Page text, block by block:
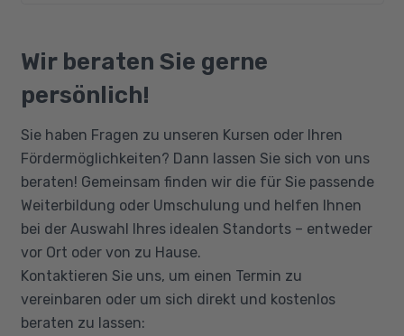
psychischen Erkrankungen, geistigen
Behinderungen und/oder körperlichen
Beeinträchtigungen leiden
Stärkung der Empathie
Arbeiten mit der Biografie
Beschäftigungen planen, durchführen und
dokumentieren
Kommunikation
Stress- und Konfliktlösungen
Lehre der Erkrankungen im Alter
Ernährung
fünftägigen Praktikum VOR Beginn des Kurses
erproben. Hier soll der Interessent
herausfinden, ob ihm die Arbeit mit
beeinträchtigten oder geistig behinderten
Menschen Freude bereitet. Gute sprachliche
Verständigung in Deutsch (B1-Niveau) sowie
psychische Belastbarkeit sind zudem
Voraussetzung. PC-Grundkenntnisse sollte der
Teilnehmer mitbringen.
Wir beraten Sie gerne
persönlich!
Sie haben Fragen zu unseren Kursen oder Ihren
Fördermöglichkeiten? Dann lassen Sie sich von uns
beraten! Gemeinsam finden wir die für Sie passende
Weiterbildung oder Umschulung und helfen Ihnen
bei der Auswahl Ihres idealen Standorts – entweder
vor Ort oder von zu Hause.
Kontaktieren Sie uns, um einen Termin zu
vereinbaren oder um sich direkt und kostenlos
beraten zu lassen: